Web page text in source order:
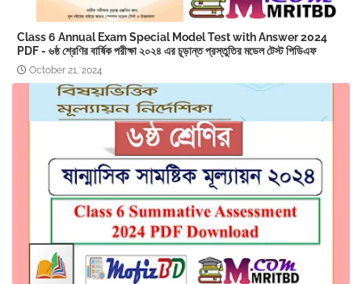
Class 6 Annual Exam Special Model Test with Answer 2024
PDF - ৬ষ্ঠ শ্রেণির বার্ষিক পরীক্ষা ২০২৪ এর চূড়ান্ত প্রস্তুতির মডেল টেস্ট পিডিএফ
October 21, 2024